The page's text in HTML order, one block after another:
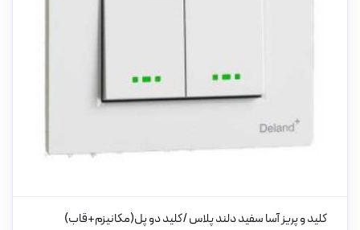
کلید و پریز آسا سفید دلند پلاس /کلید دو پل(مکانیزم+قاب)